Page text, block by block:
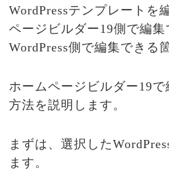
WordPressテンプレートを
ページビルダー19側で編集
WordPress側で編集できる
ホームページビルダー19
方法を説明します。
まずは、選択した
ます。